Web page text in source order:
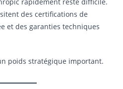
des certifications de
et des garanties techniques
poids stratégique important.